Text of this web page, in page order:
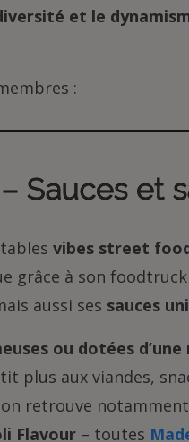
et le
:
Sauces et
vibes street
grâce à son
aussi ses sauces
ou dotées
plus aux viandes,
retrouve notamment
Flavour – toutes